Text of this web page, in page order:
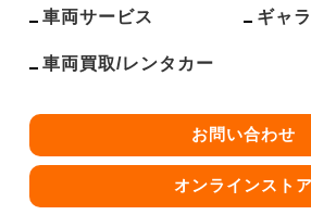
車両サービス ギャ
車両買取/レンタカー
お問い合わせ
オンラインストア